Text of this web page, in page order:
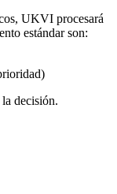
UKVI procesará
estándar son:
decisión.